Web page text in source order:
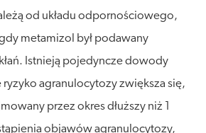
od układu odpornościowego,
metamizol był podawany
Istnieją pojedyncze dowody
ryzyko agranulocytozy zwiększa się,
przez okres dłuższy niż 1
objawów agranulocytozy,